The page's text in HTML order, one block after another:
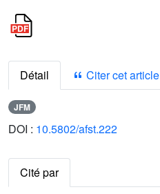
Détail Citer cet article
JFM
DOI : 10.5802/afst.222
Cité par